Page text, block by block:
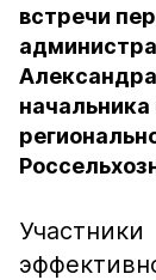
встречи